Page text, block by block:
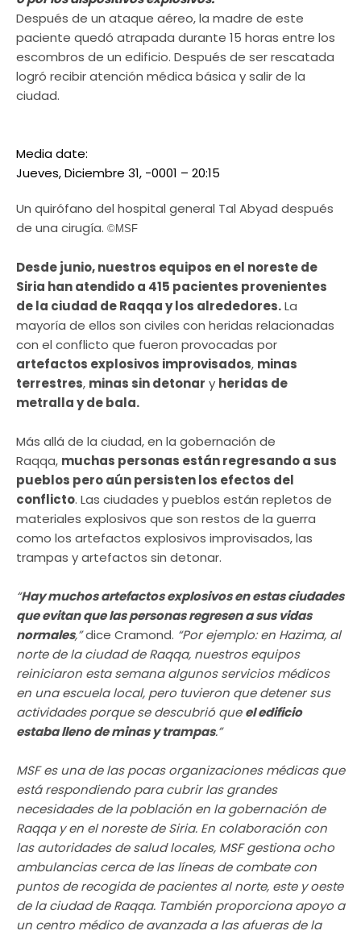
Después de un ataque aéreo, la madre de este
paciente quedó atrapada durante 15 horas entre los
escombros de un edificio. Después de ser rescatada
logró recibir atención médica básica y salir de la
ciudad.
Media date:
Jueves, Diciembre 31, -0001 – 20:15
Un quirófano del hospital general Tal Abyad después
de una cirugía. ©MSF
Desde junio, nuestros equipos en el noreste de
Siria han atendido a 415 pacientes provenientes
de la ciudad de Raqqa y los alrededores.La
mayoría de ellos son civiles con heridas relacionadas
con el conflicto que fueron provocadas por
artefactos explosivos improvisados, minas
terrestres, minas sin detonar y heridas de
metralla y de bala.
Más allá de la ciudad, en la gobernación de
Raqqa, muchas personas están regresando a sus
pueblos pero aún persisten los efectos del
conflicto. Las ciudades y pueblos están repletos de
materiales explosivos que son restos de la guerra
como los artefactos explosivos improvisados, las
trampas y artefactos sin detonar.
“Hay muchos artefactos explosivos en estas ciudades
que evitan que las personas regresen a sus vidas
normales,”dice Cramond. “Por ejemplo: en Hazima, al
norte de la ciudad de Raqqa, nuestros equipos
reiniciaron esta semana algunos servicios médicos
en una escuela local, pero tuvieron que detener sus
actividades porque se descubrió queel edificio
estaba lleno de minas y trampas.”
MSF es una de las pocas organizaciones médicas que
está respondiendo para cubrir las grandes
necesidades de la población en la gobernación de
Raqqa y en el noreste de Siria. En colaboración con
las autoridades de salud locales, MSF gestiona ocho
ambulancias cerca de las líneas de combate con
puntos de recogida de pacientes al norte, este y oeste
de la ciudad de Raqqa. También proporciona apoyo a
un centro médico de avanzada a las afueras de la